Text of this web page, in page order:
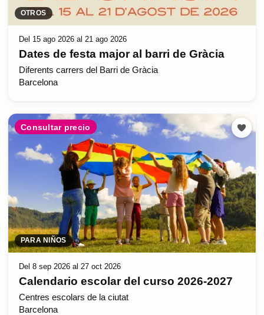
OTROS
Del 15 ago 2026 al 21 ago 2026
Dates de festa major al barri de Gràcia
Diferents carrers del Barri de Gràcia
Barcelona
Consultar precio
PARA NIÑOS
Del 8 sep 2026 al 27 oct 2026
Calendario escolar del curso 2026-2027
Centres escolars de la ciutat
Barcelona